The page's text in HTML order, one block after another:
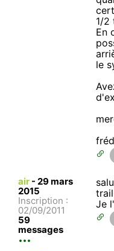
1/2
En
le
air - 29 mars
2015
Inscription :
02/09/2011
59
messages
Je